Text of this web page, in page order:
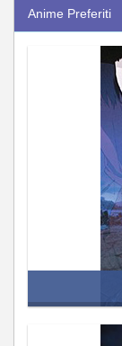
Anime Preferiti